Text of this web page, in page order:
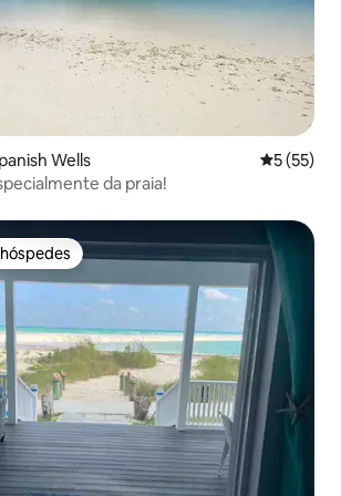
Wells 5 de uma
5 (55)
da praia!
preferidos dos hóspedes